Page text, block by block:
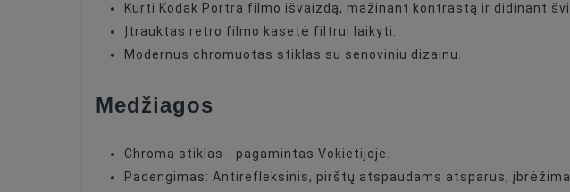
Kurti Kodak Portra filmo išvaizdą, mažinant kontrastą ir didinant
Įtrauktas retro filmo kasetė filtrui laikyti.
Modernus chromuotas stiklas su senoviniu dizainu.
Medžiagos
Chroma stiklas - pagamintas Vokietijoje.
Padengimas: Antirefleksinis, pirštų atspaudams atsparus,